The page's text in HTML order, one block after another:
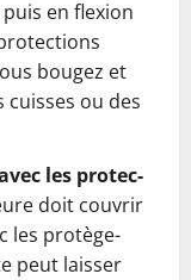
en flexion
bougez et
cuisses ou des
les protec­
doit couvrir
les protège-
peut laisser